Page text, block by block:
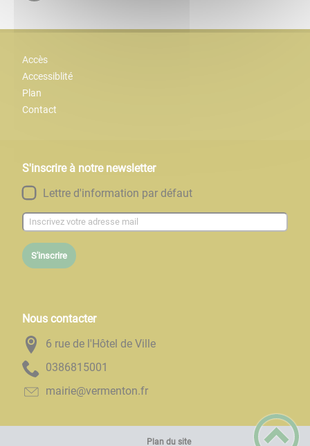
Accès
Accessiblité
Plan
Contact
S'inscrire à notre newsletter
Lettre d'information par défaut
S'inscrire
Nous contacter
6 rue de l'Hôtel de Ville
1005186830
rf.notnemrev@eiriam
Plan du site